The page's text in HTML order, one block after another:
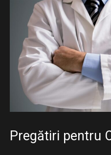
Pregătiri pentru